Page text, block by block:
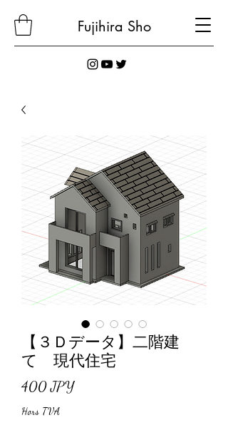
Fujihira Sho
【３Ｄデータ】二階建
て 現代住宅
400 JPYPrix
Hors TVA